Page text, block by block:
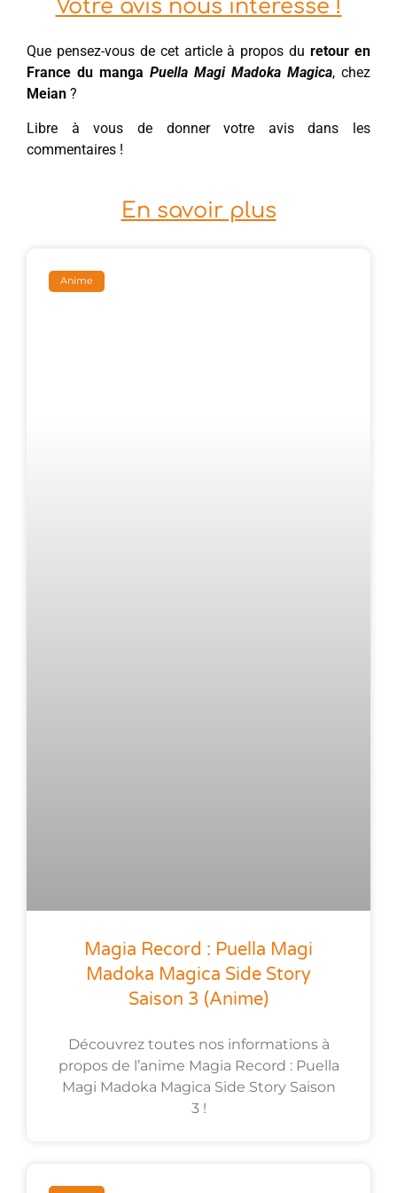
Votre avis nous intéresse !
Que pensez-vous de cet article à propos duretour en
France du manga Puella Magi Madoka Magica, chez
Meian ?
Libre à vous de donner votre avis dans les
commentaires !
En savoir plus
Anime
Magia Record : Puella Magi
Madoka Magica Side Story
Saison 3 (anime)
Découvrez toutes nos informations à
propos de l’anime Magia Record : Puella
Magi Madoka Magica Side Story Saison
3 !